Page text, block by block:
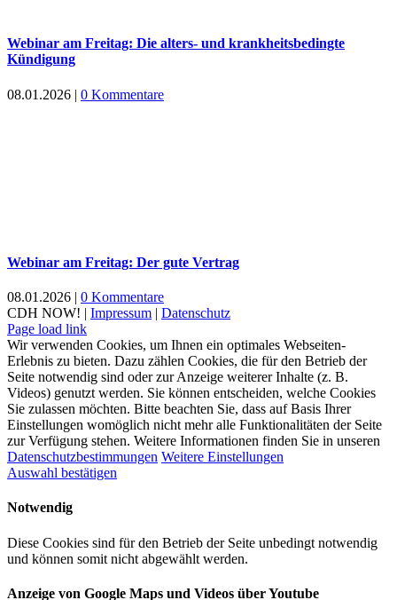
Webinar am Freitag: Die alters- und krankheitsbedingte
Kündigung
08.01.2026 | 0 Kommentare
Webinar am Freitag: Der gute Vertrag
08.01.2026 | 0 Kommentare
CDH NOW! | Impressum | Datenschutz
Xing
Facebook
X
YouTube
LinkedIn
Page load link
Wir verwenden Cookies, um Ihnen ein optimales Webseiten-
Erlebnis zu bieten. Dazu zählen Cookies, die für den Betrieb der
Seite notwendig sind oder zur Anzeige weiterer Inhalte (z. B.
Videos) genutzt werden. Sie können entscheiden, welche Cookies
Sie zulassen möchten. Bitte beachten Sie, dass auf Basis Ihrer
Einstellungen womöglich nicht mehr alle Funktionalitäten der Seite
zur Verfügung stehen. Weitere Informationen finden Sie in unseren
Datenschutzbestimmungen Weitere Einstellungen
Auswahl bestätigen
Notwendig
Diese Cookies sind für den Betrieb der Seite unbedingt notwendig
und können somit nicht abgewählt werden.
Anzeige von Google Maps und Videos über Youtube